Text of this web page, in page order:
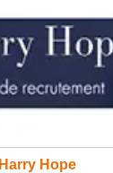
Harry Hope